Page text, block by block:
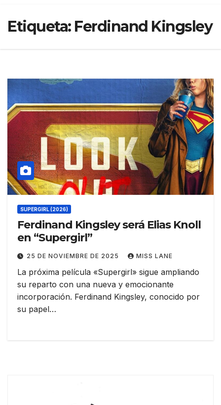
Etiqueta: Ferdinand Kingsley
SUPERGIRL (2026)
Ferdinand Kingsley será Elias Knoll
en “Supergirl”
25 DE NOVIEMBRE DE 2025 MISS LANE
La próxima película «Supergirl» sigue ampliando
su reparto con una nueva y emocionante
incorporación. Ferdinand Kingsley, conocido por
su papel…